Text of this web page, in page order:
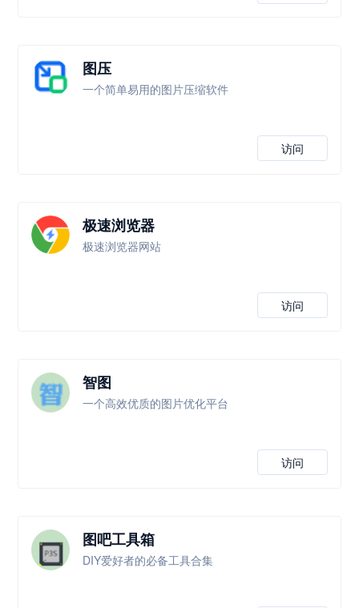
图压
一个简单易用的图片压缩软件
访问
极速浏览器
极速浏览器网站
访问
智图
一个高效优质的图片优化平台
访问
图吧工具箱
DIY爱好者的必备工具合集